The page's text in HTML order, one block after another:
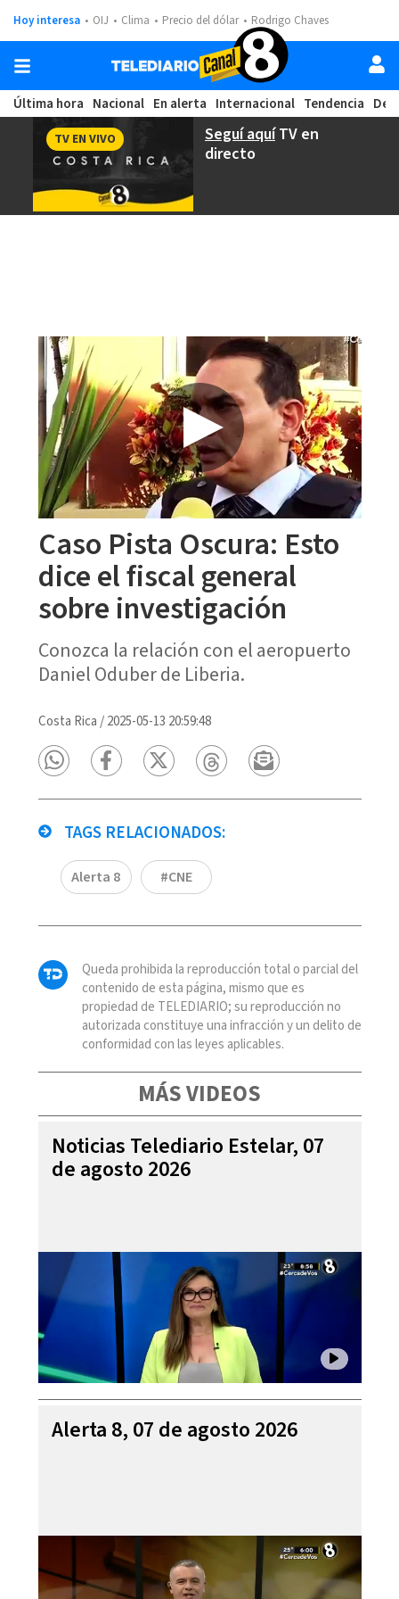
Hoy interesa OIJ Clima Precio del dólar Rodrigo Chaves
Última hora Nacional En alerta Internacional Tendencia
Seguí aquíTV en
directo
TV EN VIVO
Caso Pista Oscura: Esto
dice el fiscal general
sobre investigación
Conozca la relación con el aeropuerto
Daniel Oduber de Liberia.
Costa Rica /2025-05-13 20:59:48
TAGS RELACIONADOS:
Alerta 8 #CNE
Queda prohibida la reproducción total o parcial del
contenido de esta página, mismo que es
propiedad de TELEDIARIO; su reproducción no
autorizada constituye una infracción y un delito de
conformidad con las leyes aplicables.
MÁS VIDEOS
Noticias Telediario Estelar, 07
de agosto 2026
Alerta 8, 07 de agosto 2026